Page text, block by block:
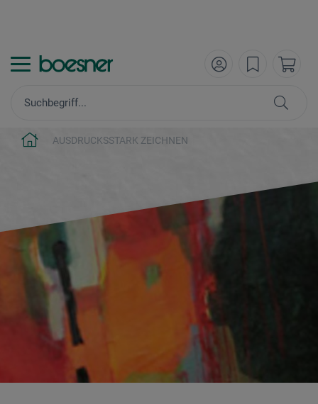
AUSDRUCKSSTARK ZEICHNEN